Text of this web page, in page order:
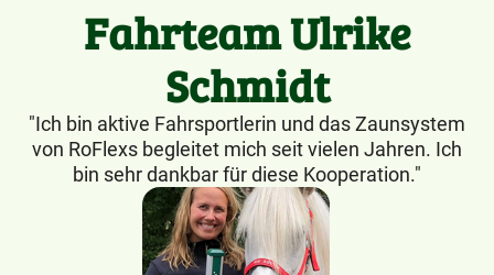
"Ich bin aktive Fahrsportlerin und das Zaunsystem
von RoFlexs begleitet mich seit vielen Jahren. Ich
bin sehr dankbar für diese Kooperation."
Fahrteam Ulrike
Schmidt